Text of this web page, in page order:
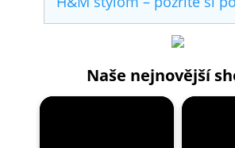
Naše nejnovější